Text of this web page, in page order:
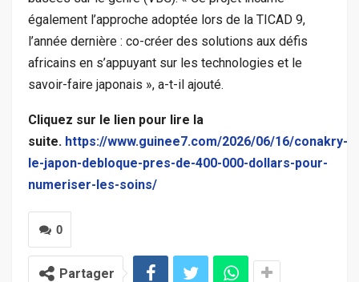
également l’approche adoptée lors de la TICAD 9,
l’année dernière : co-créer des solutions aux défis
africains en s’appuyant sur les technologies et le
savoir-faire japonais », a-t-il ajouté.
Cliquez sur le lien pour lire la
suite. https://www.guinee7.com/2026/06/16/conakry-
le-japon-debloque-pres-de-400-000-dollars-pour-
numeriser-les-soins/
0
Partager